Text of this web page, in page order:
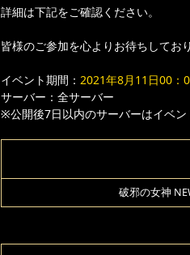
詳細は下記をご確認ください。
皆様のご参加を心よりお待ちしてお
イベント期間： 2021年8月11日00：
サーバー：全サーバー
※公開後7日以内のサーバーはイベン
破邪の女神